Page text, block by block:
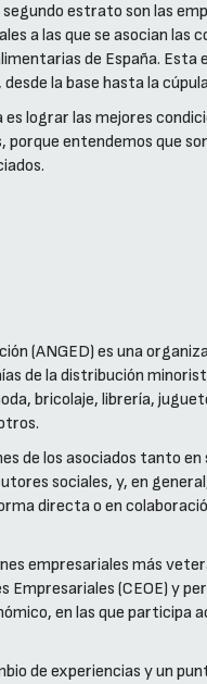
estrato son las
a las que se asocian las
de España.
la base hasta la
lograr las mejores
entendemos que
(ANGED) es una
de la distribución
bricolaje, librería,
de los asociados tanto en
sociales, y, en
directa o en
empresariales más
Empresariales (CEOE) y
en las que participa
de experiencias y un